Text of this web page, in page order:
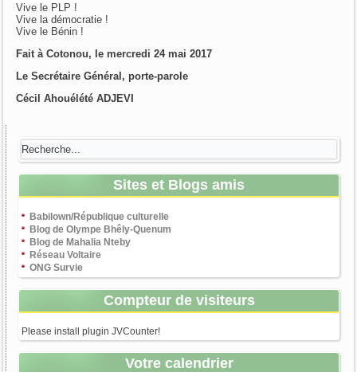
Vive le PLP !
Vive la démocratie !
Vive le Bénin !
Fait à Cotonou, le mercredi 24 mai 2017
Le Secrétaire Général, porte-parole
Cécil Ahouélété ADJEVI
Sites et Blogs amis
Babilown/République culturelle
Blog de Olympe Bhêly-Quenum
Blog de Mahalia Nteby
Réseau Voltaire
ONG Survie
Compteur de visiteurs
Please install plugin JVCounter!
Votre calendrier